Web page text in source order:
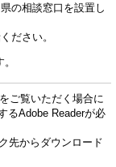
の相談窓口を設置し
ださい。
。
ご覧いただく場合に
るAdobe Readerが必
先からダウンロード